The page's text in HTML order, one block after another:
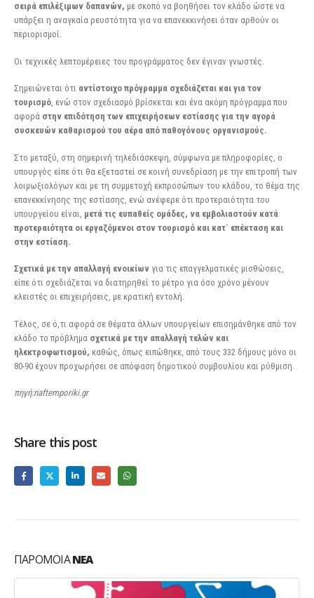
σειρά επιλέξιμων δαπανών, με σκοπό να βοηθήσει τον κλάδο ώστε να
υπάρξει η αναγκαία ρευστότητα για να επανεκκινήσει όταν αρθούν οι
περιορισμοί.
Οι τεχνικές λεπτομέρειες του προγράμματος δεν έγιναν γνωστές.
Σημειώνεται ότι αντίστοιχο πρόγραμμα σχεδιάζεται και για τον
τουρισμό, ενώ στον σχεδιασμό βρίσκεται και ένα ακόμη πρόγραμμα που
αφορά στην επιδότηση των επιχειρήσεων εστίασης για την αγορά
συσκευών καθαρισμού του αέρα από παθογόνους οργανισμούς.
Στο μεταξύ, στη σημερινή τηλεδιάσκεψη, σύμφωνα με πληροφορίες, ο
υπουργός είπε ότι θα εξεταστεί σε κοινή συνεδρίαση με την επιτροπή των
λοιμωξιολόγων και με τη συμμετοχή εκπροσώπων του κλάδου, το θέμα της
επανεκκίνησης της εστίασης, ενώ ανέφερε ότι προτεραιότητα του
υπουργείου είναι, μετά τις ευπαθείς ομάδες, να εμβολιαστούν κατά
προτεραιότητα οι εργαζόμενοι στον τουρισμό και κατ´ επέκταση και
στην εστίαση.
Σχετικά με την απαλλαγή ενοικίων για τις επαγγελματικές μισθώσεις,
είπε ότι σχεδιάζεται να διατηρηθεί το μέτρο για όσο χρόνο μένουν
κλειστές οι επιχειρήσεις, με κρατική εντολή.
Τέλος, σε ό,τι αφορά σε θέματα άλλων υπουργείων επισημάνθηκε από τον
κλάδο το πρόβλημα σχετικά με την απαλλαγή τελών και
ηλεκτροφωτισμού, καθώς, όπως ειπώθηκε, από τους 332 δήμους μόνο οι
80-90 έχουν προχωρήσει σε απόφαση δημοτικού συμβουλίου και ρύθμιση.
πηγή:naftemporiki.gr
Share this post
ΠΑΡΌΜΟΙΑΝΈΑ